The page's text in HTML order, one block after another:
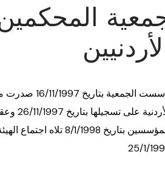
تأسست الجمعية
الأردنية
للمؤسسين بتاريخ 8/1/1998
25/1/